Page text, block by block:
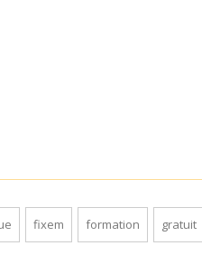
fixem formation gratuit